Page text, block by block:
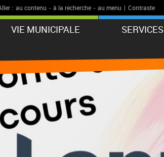
: au contenu - à la recherche - au menu | Contraste
VIE MUNICIPALE SERVICES